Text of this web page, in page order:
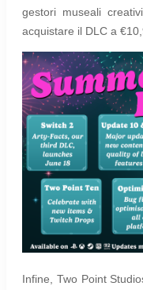
gestori museali
acquistare il DLC a
Infine, Two Point